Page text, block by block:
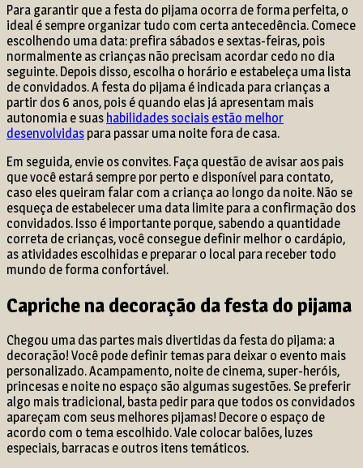
Para garantir que a festa do pijama ocorra de forma perfeita, o
ideal é sempre organizar tudo com certa antecedência. Comece
escolhendo uma data: prefira sábados e sextas-feiras, pois
normalmente as crianças não precisam acordar cedo no dia
seguinte. Depois disso, escolha o horário e estabeleça uma lista
de convidados. A festa do pijama é indicada para crianças a
partir dos 6 anos, pois é quando elas já apresentam mais
autonomia e suas habilidades sociais estão melhor
desenvolvidas para passar uma noite fora de casa.
Em seguida, envie os convites. Faça questão de avisar aos pais
que você estará sempre por perto e disponível para contato,
caso eles queiram falar com a criança ao longo da noite. Não se
esqueça de estabelecer uma data limite para a confirmação dos
convidados. Isso é importante porque, sabendo a quantidade
correta de crianças, você consegue definir melhor o cardápio,
as atividades escolhidas e preparar o local para receber todo
mundo de forma confortável.
Capriche na decoração da festa do pijama
Chegou uma das partes mais divertidas da festa do pijama: a
decoração! Você pode definir temas para deixar o evento mais
personalizado. Acampamento, noite de cinema, super-heróis,
princesas e noite no espaço são algumas sugestões. Se preferir
algo mais tradicional, basta pedir para que todos os convidados
apareçam com seus melhores pijamas! Decore o espaço de
acordo com o tema escolhido. Vale colocar balões, luzes
especiais, barracas e outros itens temáticos.